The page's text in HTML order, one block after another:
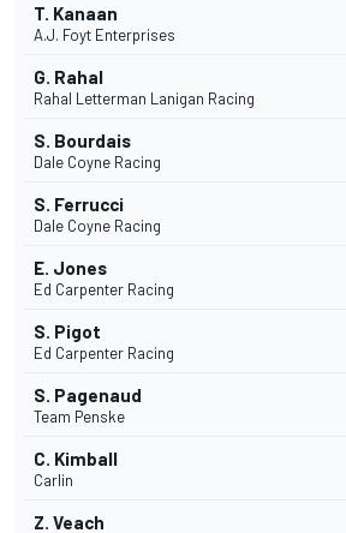
T. Kanaan
A.J. Foyt Enterprises
G. Rahal
Rahal Letterman Lanigan Racing
S. Bourdais
Dale Coyne Racing
S. Ferrucci
Dale Coyne Racing
E. Jones
Ed Carpenter Racing
S. Pigot
Ed Carpenter Racing
S. Pagenaud
Team Penske
C. Kimball
Carlin
Z. Veach